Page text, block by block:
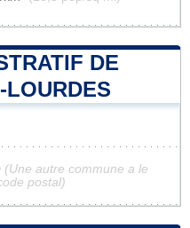
DE
LOURDES
(Une autre commune a le
postal)